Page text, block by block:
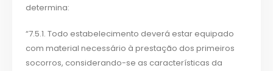
determina:
“7.5.1. Todo estabelecimento deverá estar equipado
com material necessário à prestação dos primeiros
socorros, considerando-se as características da